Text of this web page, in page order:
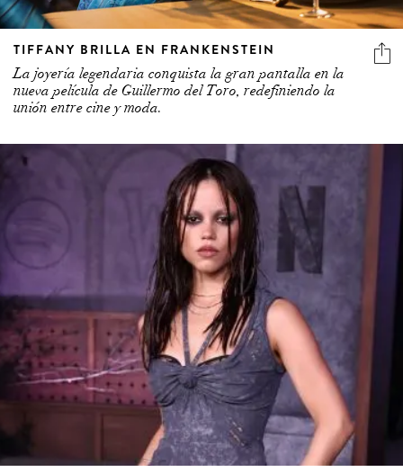
TIFFANY BRILLA EN FRANKENSTEIN
La joyería legendaria conquista la gran pantalla en la
nueva película de Guillermo del Toro, redefiniendo la
unión entre cine y moda.